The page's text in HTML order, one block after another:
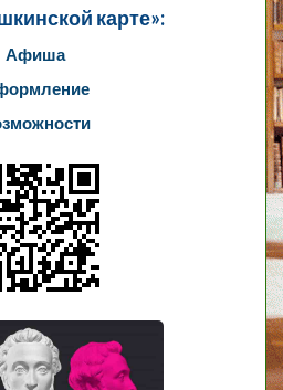
карте»:
Афиша